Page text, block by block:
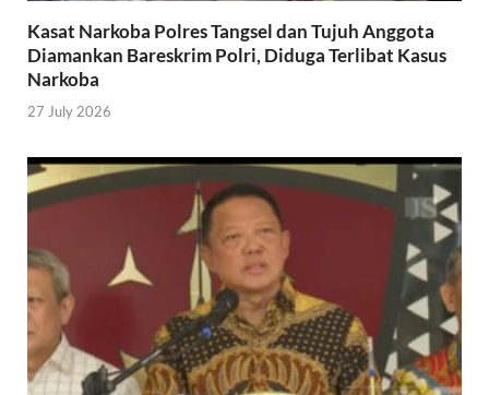
Kasat Narkoba Polres Tangsel dan Tujuh Anggota
Diamankan Bareskrim Polri, Diduga Terlibat Kasus
Narkoba
27 July 2026